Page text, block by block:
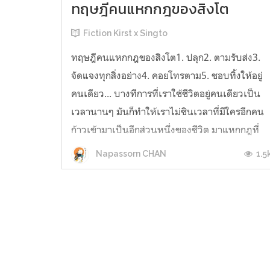
ทฤษฎีคนแหกกฎของสิงโต
Fiction Kirst x Singto
ทฤษฎีคนแหกกฎของสิงโต1. ปลุก2. ตามรับส่ง3.
จัดแจงทุกสิ่งอย่าง4. คอยโทรตาม5. ชอบทิ้งให้อยู่
คนเดียว... บางทีการที่เราใช้ชีวิตอยู่คนเดียวเป็น
เวลานานๆ มันก็ทำให้เราไม่ชินเวลาที่มีใครอีกคน
ก้าวเข้ามาเป็นอีกส่วนหนึ่งของชีวิต มาแหกกฎที่
เราตั้งไว้ ...
Napassorn CHAN